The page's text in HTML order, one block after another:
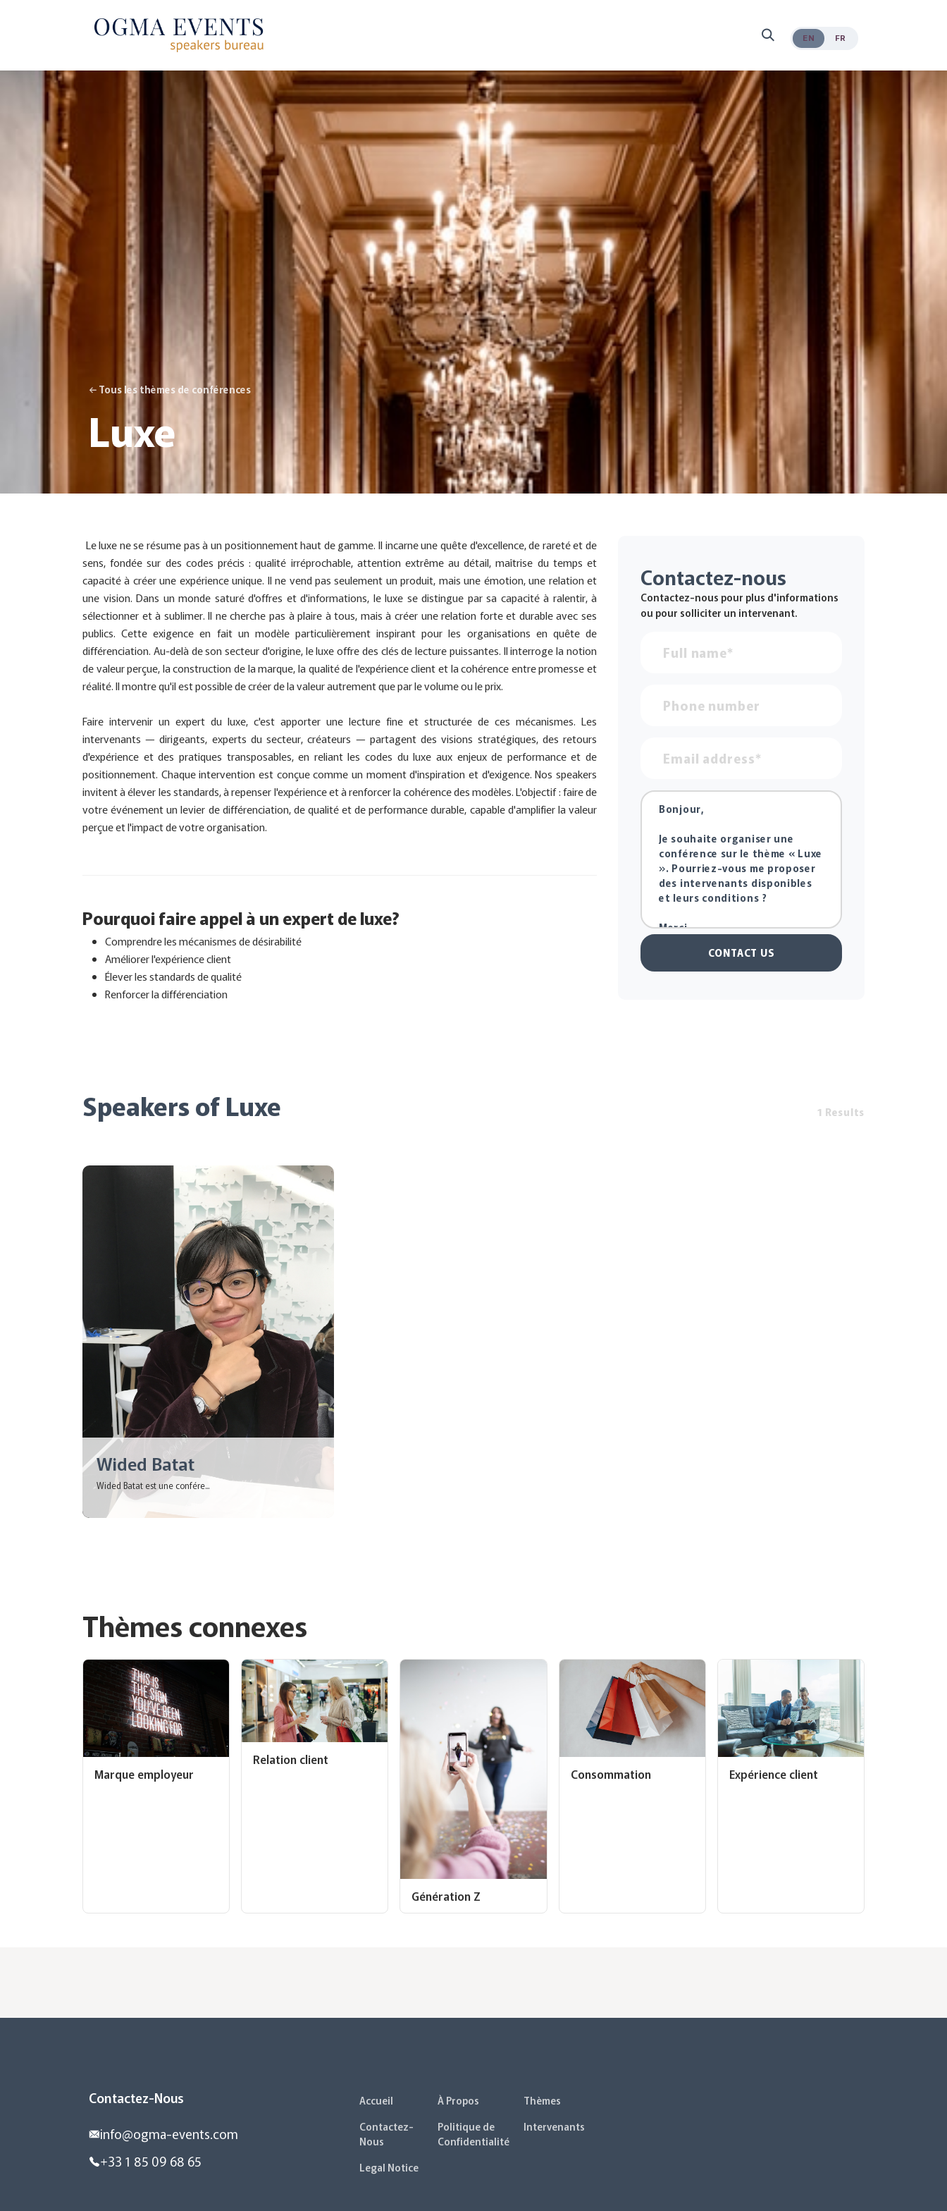
EN FR
← Tous les thèmes de conférences
Luxe
Le luxe ne se résume pas à un positionnement haut de gamme. Il incarne une quête d'excellence, de rareté et de
sens, fondée sur des codes précis : qualité irréprochable, attention extrême au détail, maîtrise du temps et
capacité à créer une expérience unique. Il ne vend pas seulement un produit, mais une émotion, une relation et
une vision. Dans un monde saturé d'offres et d'informations, le luxe se distingue par sa capacité à ralentir, à
sélectionner et à sublimer. Il ne cherche pas à plaire à tous, mais à créer une relation forte et durable avec ses
publics. Cette exigence en fait un modèle particulièrement inspirant pour les organisations en quête de
différenciation. Au-delà de son secteur d'origine, le luxe offre des clés de lecture puissantes. Il interroge la notion
de valeur perçue, la construction de la marque, la qualité de l'expérience client et la cohérence entre promesse et
réalité. Il montre qu'il est possible de créer de la valeur autrement que par le volume ou le prix.
Faire intervenir un expert du luxe, c'est apporter une lecture fine et structurée de ces mécanismes. Les
intervenants — dirigeants, experts du secteur, créateurs — partagent des visions stratégiques, des retours
d'expérience et des pratiques transposables, en reliant les codes du luxe aux enjeux de performance et de
positionnement. Chaque intervention est conçue comme un moment d'inspiration et d'exigence. Nos speakers
invitent à élever les standards, à repenser l'expérience et à renforcer la cohérence des modèles. L'objectif : faire de
votre événement un levier de différenciation, de qualité et de performance durable, capable d'amplifier la valeur
perçue et l'impact de votre organisation.
Pourquoi faire appel à un expert de luxe?
Comprendre les mécanismes de désirabilité
Améliorer l'expérience client
Élever les standards de qualité
Renforcer la différenciation
Contactez-nous
Contactez-nous pour plus d'informations
ou pour solliciter un intervenant.
CONTACT US
Speakers of Luxe 1 Results
Wided Batat
Wided Batat est une confére...
Thèmes connexes
Marque employeur
Relation client
Génération Z
Consommation Expérience client
Contactez-Nous
info@ogma-events.com
+33 1 85 09 68 65
Accueil À Propos
Thèmes
Contactez-
Nous
Politique de
Confidentialité
Intervenants
Legal Notice